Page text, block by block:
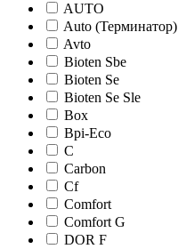
AUTO
Auto (Терминатор)
Avto
Bioten Sbe
Bioten Se
Bioten Se Sle
Box
Bpi-Eco
C
Carbon
Cf
Comfort
Comfort G
DOR F